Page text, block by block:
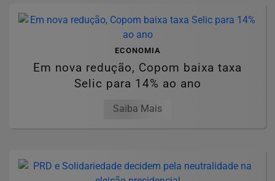
ECONOMIA
Em nova redução, Copom baixa taxa
Selic para 14% ao ano
Saiba Mais